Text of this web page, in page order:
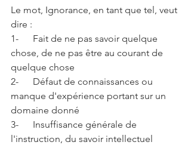
Le mot, Ignorance, en tant que tel, veut
dire :
1-      Fait de ne pas savoir quelque
chose, de ne pas être au courant de
quelque chose
2-      Défaut de connaissances ou
manque d'expérience portant sur un
domaine donné
3-      Insuffisance générale de
l'instruction, du savoir intellectuel